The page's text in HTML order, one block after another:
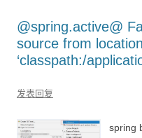
@spring.active@
source from location
‘classpath:/
发表回复
spring